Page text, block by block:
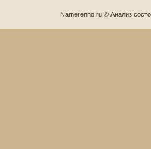
Namerenno.ru © Анализ